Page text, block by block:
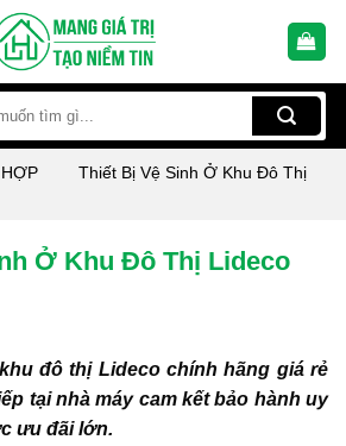
Thiết Bị Vệ Sinh Ở Khu Đô Thị
Ở Khu Đô Thị Lideco
đô thị Lideco chính hãng giá rẻ
tại nhà máy cam kết bảo hành uy
ưu đãi lớn.